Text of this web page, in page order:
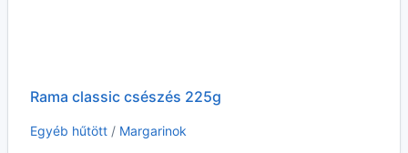
Rama classic csészés 225g
Egyéb hűtött / Margarinok